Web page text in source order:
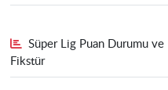
Süper Lig Puan Durumu ve
Fikstür